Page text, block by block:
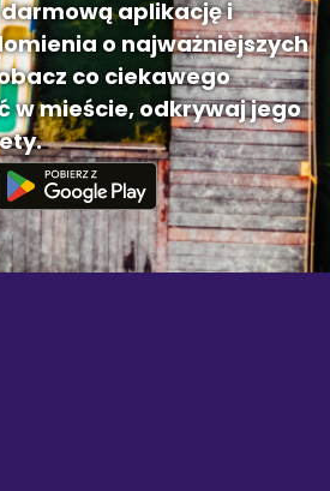
aplikację i
o najważniejszych
co ciekawego
w mieście, odkrywaj jego